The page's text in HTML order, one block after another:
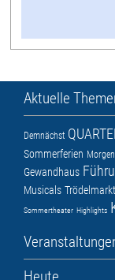
Aktuelle
Demnächst
Sommerferien Morgen
Gewandhaus
Musicals Trödelmarkt
Sommertheater Highlights